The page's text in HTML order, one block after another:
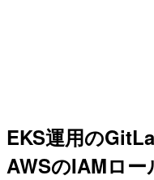
EKS運用の
AWSのIAMロ